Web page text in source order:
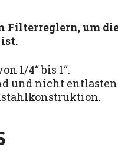
Filterreglern, um
1/4“ bis 1“.
und nicht